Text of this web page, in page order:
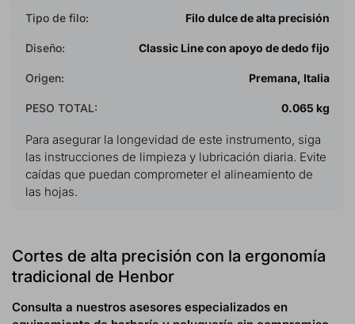
Tipo de filo: Filo dulce de alta precisión
Diseño: Classic Line con apoyo de dedo fijo
Origen: Premana, Italia
PESO TOTAL: 0.065 kg
Para asegurar la longevidad de este instrumento, siga
las instrucciones de limpieza y lubricación diaria. Evite
caídas que puedan comprometer el alineamiento de
las hojas.
Cortes de alta precisión con la ergonomía
tradicional de Henbor
Consulta a nuestros asesores especializados en